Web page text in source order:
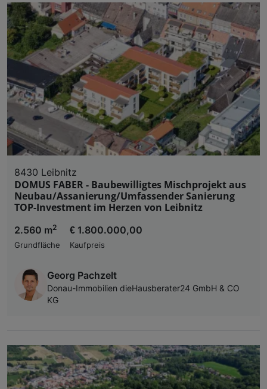
8430 Leibnitz
DOMUS FABER - Baubewilligtes Mischprojekt aus
Neubau/Assanierung/Umfassender Sanierung
TOP-Investment im Herzen von Leibnitz
2.560 m2
Grundfläche
€ 1.800.000,00
Kaufpreis
Georg Pachzelt
Donau-Immobilien dieHausberater24 GmbH & CO
KG